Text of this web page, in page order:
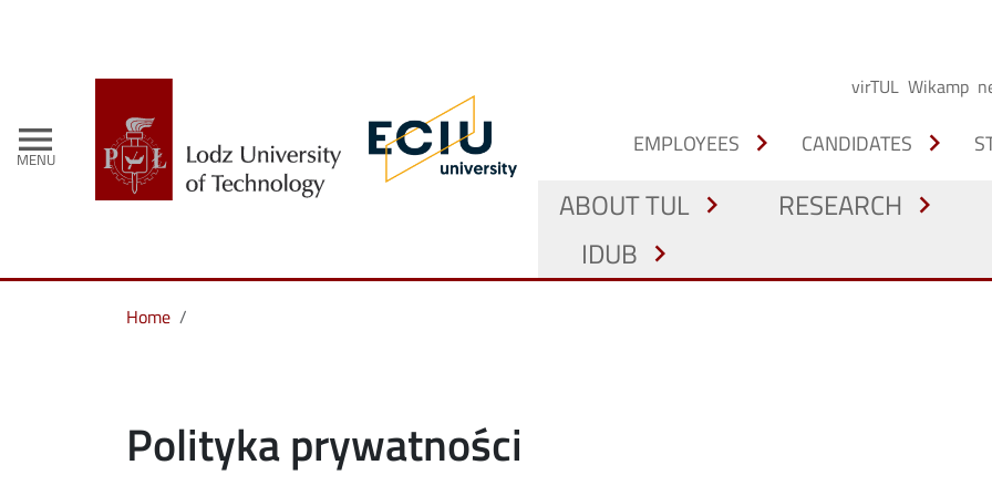
menu
MENU
virTUL Wikamp
EMPLOYEES chevron_right CANDIDATES chevron_right
ABOUT TUL chevron_right RESEARCH chevron_right
IDUB chevron_right
Home
Polityka prywatności